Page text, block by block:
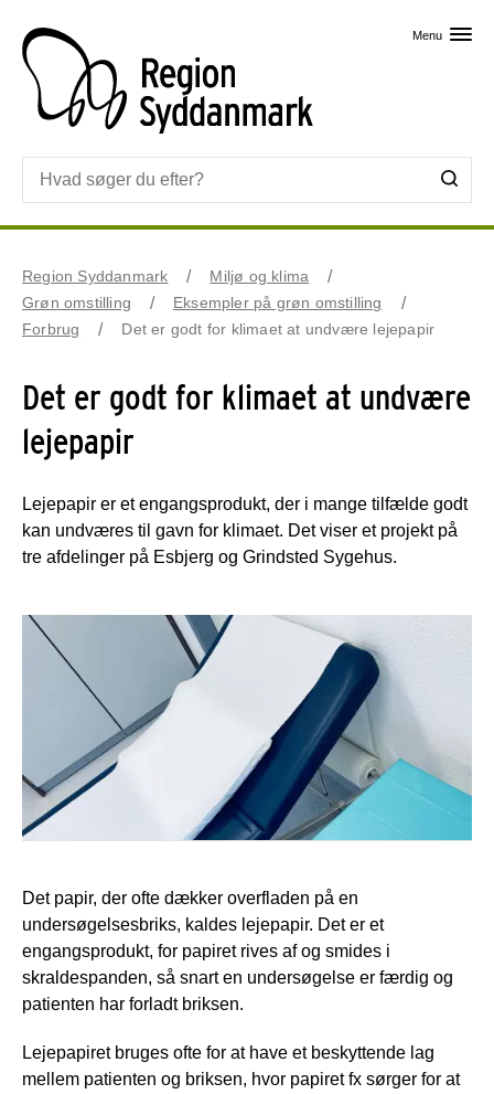
Menu
Region Syddanmark
Miljø og klima
Grøn omstilling
Eksempler på grøn omstilling
Forbrug
Det er godt for klimaet at undvære lejepapir
Det er godt for klimaet at undvære
lejepapir
Lejepapir er et engangsprodukt, der i mange tilfælde godt
kan undværes til gavn for klimaet. Det viser et projekt på
tre afdelinger på Esbjerg og Grindsted Sygehus.
Det papir, der ofte dækker overfladen på en
undersøgelsesbriks, kaldes lejepapir. Det er et
engangsprodukt, for papiret rives af og smides i
skraldespanden, så snart en undersøgelse er færdig og
patienten har forladt briksen.
Lejepapiret bruges ofte for at have et beskyttende lag
mellem patienten og briksen, hvor papiret fx sørger for at